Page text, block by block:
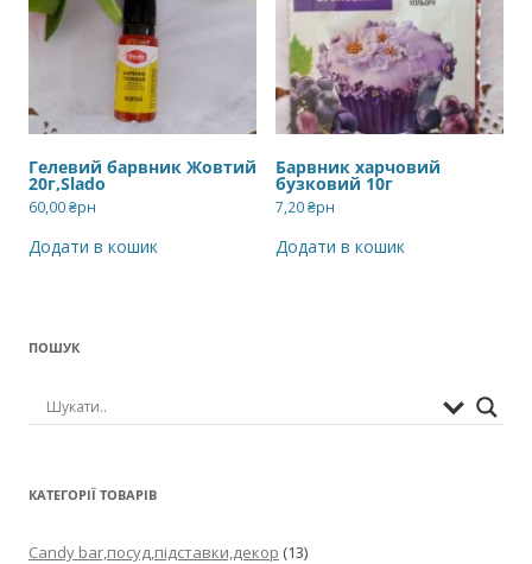
Гелевий барвник Жовтий
20г,Slado
60,00₴рн
Додати в кошик
Барвник харчовий
бузковий 10г
7,20₴рн
Додати в кошик
ПОШУК
КАТЕГОРІЇ ТОВАРІВ
Candy bar,посуд,підставки,декор (13)